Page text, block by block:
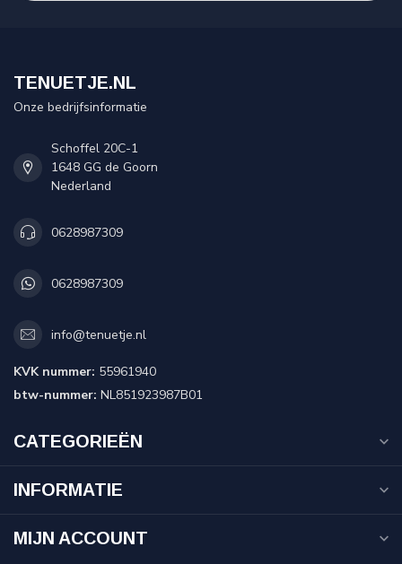
TENUETJE.NL
Onze bedrijfsinformatie
Schoffel 20C-1
1648 GG de Goorn
Nederland
0628987309
0628987309
info@tenuetje.nl
KVK nummer: 55961940
btw-nummer: NL851923987B01
CATEGORIEËN
INFORMATIE
MIJN ACCOUNT